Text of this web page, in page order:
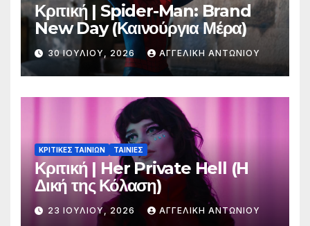
Κριτική | Spider-Man: Brand
New Day (Καινούργια Μέρα)
30 ΙΟΥΛΊΟΥ, 2026 ΑΓΓΕΛΙΚΉ ΑΝΤΩΝΊΟΥ
ΚΡΙΤΙΚΕΣ ΤΑΙΝΙΩΝ ΤΑΙΝΙΕΣ
Κριτική | Her Private Hell (H
Δική της Κόλαση)
23 ΙΟΥΛΊΟΥ, 2026 ΑΓΓΕΛΙΚΉ ΑΝΤΩΝΊΟΥ